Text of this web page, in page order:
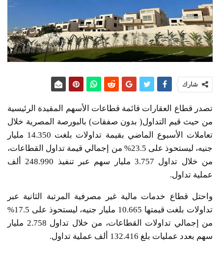
شارك
تصدر قطاع العقارات قائمة قطاعات الأسهم المقيدة الرئيسية
من حيث قيم التداول( بدون صفقات) بالبورصة المصرية خلال
تعاملات الأسبوع الماضي بقيمة تداولات بلغت 14.350 مليار
جنيه، ليستحوذ على 23.5% من إجمالي قيمة تداول القطاعات،
من خلال تداول 3.757 مليار سهم عبر تنفيذ 248.990 ألف
عملية تداول.
واحتل قطاع خدمات مالية غير مصرفية المرتبة الثانية عبر
تداولات بلغت قيمتها 10.665 مليار جنيه، ليستحوذ على 17.5%
من إجمالي تداولات القطاعات، من خلال تداول 2.758 مليار
سهم بعدد عمليات بلغ 132.416 ألف عملية تداول.